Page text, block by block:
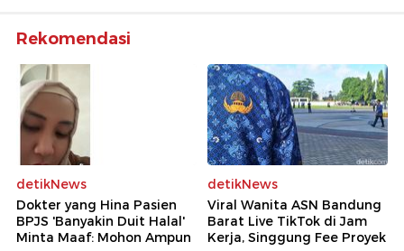
Rekomendasi
detikNews
Dokter yang Hina Pasien
BPJS 'Banyakin Duit Halal'
Minta Maaf: Mohon Ampun
detikNews
Viral Wanita ASN Bandung
Barat Live TikTok di Jam
Kerja, Singgung Fee Proyek